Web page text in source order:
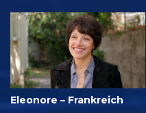
Eleonore – Frankreich